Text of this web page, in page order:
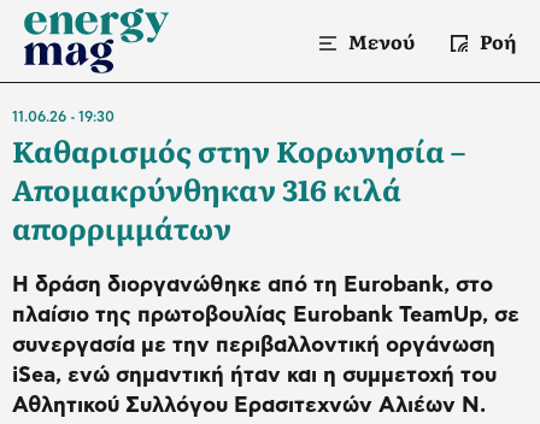
Μενού Ροή
11.06.26 19:30
Καθαρισμός στην Κορωνησία –
Απομακρύνθηκαν 316 κιλά
απορριμμάτων
Η δράση διοργανώθηκε από τη Eurobank, στο
πλαίσιο της πρωτοβουλίας Eurobank TeamUp, σε
συνεργασία με την περιβαλλοντική οργάνωση
iSea, ενώ σημαντική ήταν και η συμμετοχή του
Αθλητικού Συλλόγου Ερασιτεχνών Αλιέων Ν.